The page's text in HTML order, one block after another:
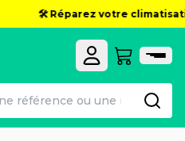
🛠️ Réparez votre